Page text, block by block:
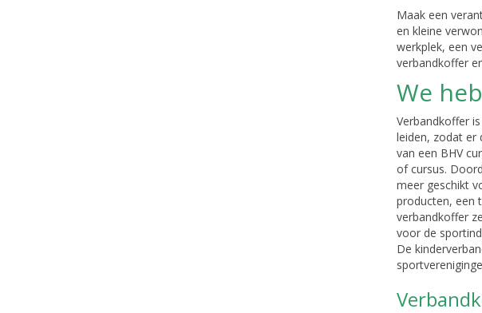
Maak een
en kleine
werkplek, een
verbandkoffer
We
Verbandkoffer
leiden, zodat er
van een BHV
of cursus.
meer geschikt
producten, een
verbandkoffer
voor de
De